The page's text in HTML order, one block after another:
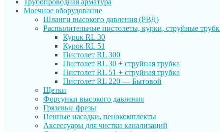
Моечное оборудование
Шланги высокого давления (РВД)
Распылительные пистолеты, курки, струйные
Курок RL 30
Курок RL 51
Пистолет RL 300
Пистолет RL 30 + струйная трубка
Пистолет RL 51 + струйная трубка
Пистолет RL 220 — Бытовой
Щетки
Форсунки высокого давления
Грязевые фрезы
Пенные насадки, пенокомплекты
Аксессуары для чистки канализаций